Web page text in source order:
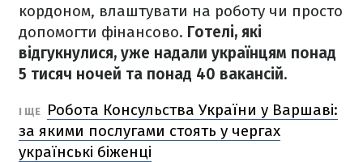
кордоном, влаштувати на роботу чи просто
допомогти фінансово. Готелі, які
відгукнулися, уже надали українцям понад
5 тисяч ночей та понад 40 вакансій.
І ЩЕ
Робота Консульства України у Варшаві:
за якими послугами стоять у чергах
українські біженці